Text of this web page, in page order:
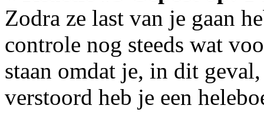
Zodra ze last van je gaan
controle nog steeds wat
staan omdat je, in dit
verstoord heb je een